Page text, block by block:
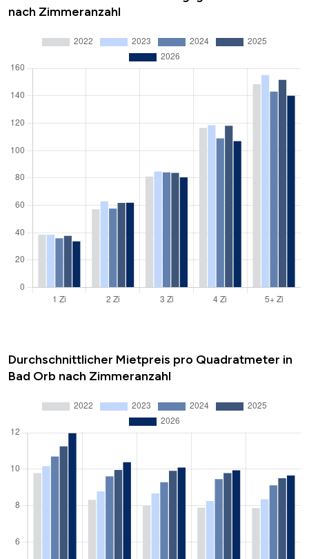
nach Zimmeranzahl
Durchschnittlicher Mietpreis pro Quadratmeter in
Bad Orb nach Zimmeranzahl